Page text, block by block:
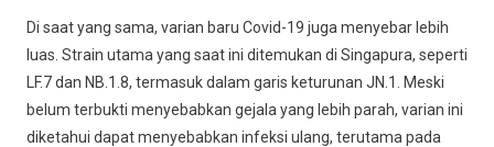
Di saat yang sama, varian baru Covid-19 juga menyebar lebih
luas. Strain utama yang saat ini ditemukan di Singapura, seperti
LF.7 dan NB.1.8, termasuk dalam garis keturunan JN.1. Meski
belum terbukti menyebabkan gejala yang lebih parah, varian ini
diketahui dapat menyebabkan infeksi ulang, terutama pada